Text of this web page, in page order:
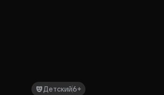
Детский6+